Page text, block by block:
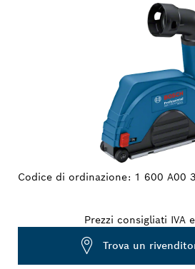
Codice di ordinazione: 1 600 A00
Prezzi consigliati IVA
Trova un